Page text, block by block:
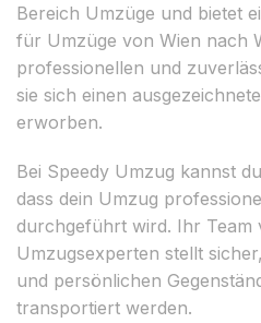
Bereich Umzüge und bietet
für Umzüge von Wien nach
professionellen und
sie sich einen
erworben.
Bei Speedy Umzug kannst
dass dein Umzug
durchgeführt wird. Ihr Team
Umzugsexperten stellt
und persönlichen
transportiert werden.